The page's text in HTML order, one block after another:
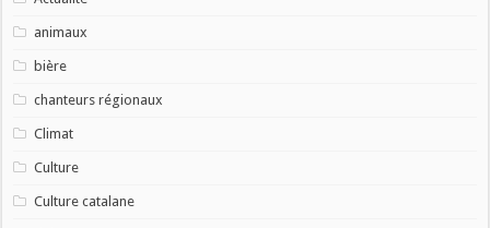
animaux
bière
chanteurs régionaux
Climat
Culture
Culture catalane